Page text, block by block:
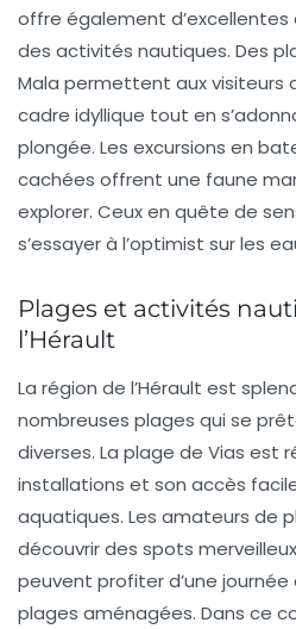
offre également
des activités nautiques. Des
Mala permettent aux visiteurs
cadre idyllique tout en
plongée. Les excursions en
cachées offrent une faune
explorer. Ceux en quête de
s’essayer à l’optimist sur les
Plages et activités
l’Hérault
La région de l’Hérault est
nombreuses plages qui se
diverses. La plage de Vias est
installations et son accès
aquatiques. Les amateurs de
découvrir des spots
peuvent profiter d’une
plages aménagées. Dans ce